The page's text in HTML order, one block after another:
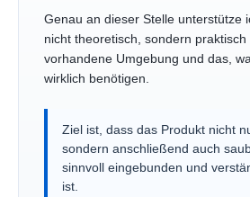
Genau an dieser Stelle unterstütze
nicht theoretisch, sondern
vorhandene Umgebung und das,
wirklich benötigen.
Ziel ist, dass das Produkt nicht
sondern anschließend auch
sinnvoll eingebunden und
ist.